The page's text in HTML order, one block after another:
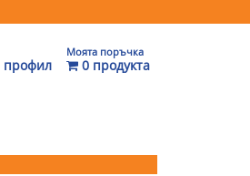
профил
Моята поръчка
0 продукта